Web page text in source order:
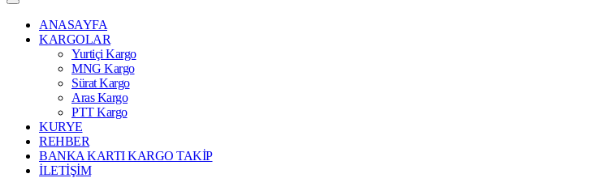
ANASAYFA
KARGOLAR
Yurtiçi Kargo
MNG Kargo
Sürat Kargo
Aras Kargo
PTT Kargo
KURYE
REHBER
BANKA KARTI KARGO TAKİP
İLETİŞİM